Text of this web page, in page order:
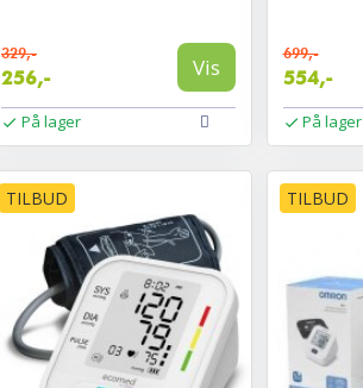
329,-
256,- Vis
På lager
699,-
554,-
På lager
TILBUD TILBUD